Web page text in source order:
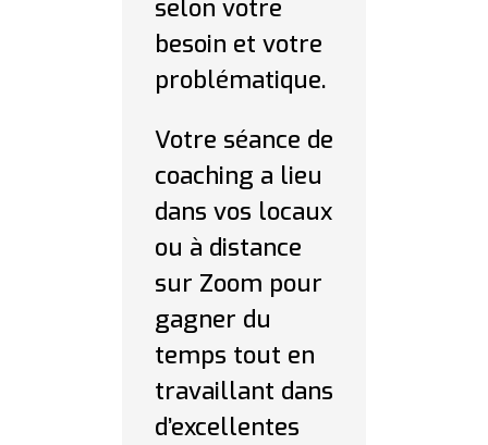
selon votre
besoin et votre
problématique.
Votre séance de
coaching a lieu
dans vos locaux
ou à distance
sur Zoom pour
gagner du
temps tout en
travaillant dans
d’excellentes